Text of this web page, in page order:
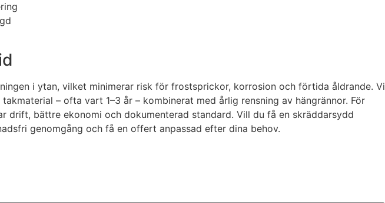
i ytan, vilket minimerar risk för frostsprickor, korrosion och förtida åldrande. Vi
– ofta vart 1–3 år – kombinerat med årlig rensning av hängrännor. För
drift, bättre ekonomi och dokumenterad standard. Vill du få en skräddarsydd
genomgång och få en offert anpassad efter dina behov.